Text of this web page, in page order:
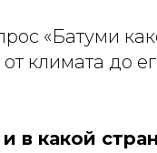
«Батуми
от климата до
в какой